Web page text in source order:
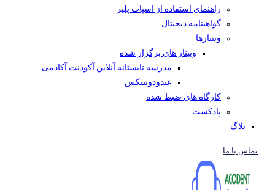
راهنمای استفاده از اسپات پلیر
گواهینامه دیجیتال
وبینار‌ها
وبینار های برگزار شده
مدرسه تابستانه آنلاین آکودنت آکادمی
عیدودونتیکس
کارگاه های ضبط شده
پادکست
بلاگ
تماس با ما